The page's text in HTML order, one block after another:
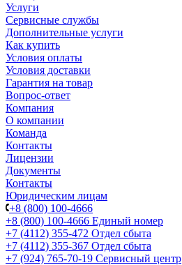
Услуги
Сервисные службы
Дополнительные услуги
Как купить
Условия оплаты
Условия доставки
Гарантия на товар
Вопрос-ответ
Компания
О компании
Команда
Контакты
Лицензии
Документы
Контакты
Юридическим лицам
+8 (800) 100-4666
+8 (800) 100-4666 Единый номер
+7 (4112) 355-472 Отдел сбыта
+7 (4112) 355-367 Отдел сбыта
+7 (924) 765-70-19 Сервисный центр